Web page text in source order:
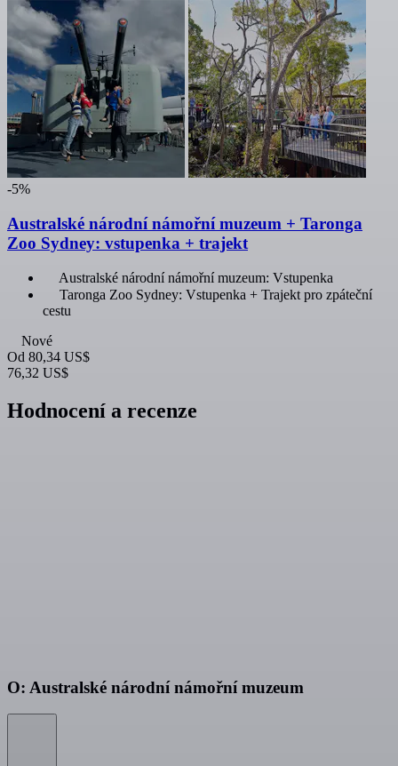
-5%
Australské národní námořní muzeum + Taronga
Zoo Sydney: vstupenka + trajekt
Australské národní námořní muzeum: Vstupenka
Taronga Zoo Sydney: Vstupenka + Trajekt pro zpáteční
cestu
Nové
Od 80,34 US$
76,32 US$
Hodnocení a recenze
O: Australské národní námořní muzeum